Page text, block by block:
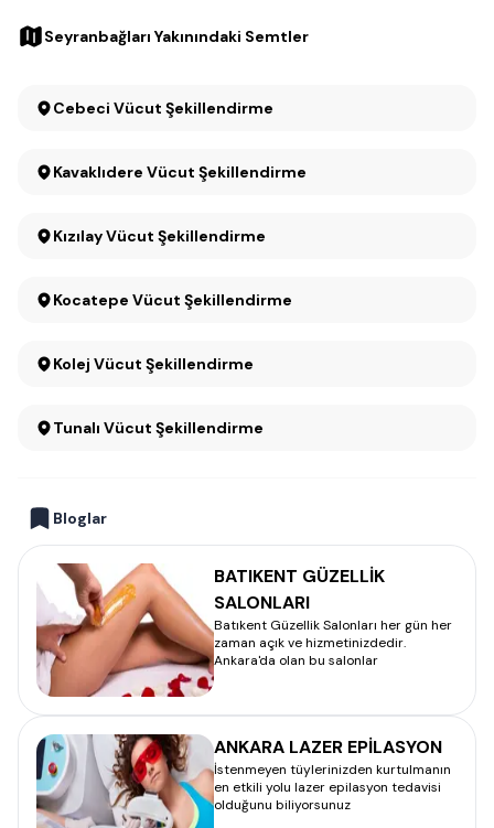
Seyranbağları Yakınındaki Semtler
Cebeci Vücut Şekillendirme
Kavaklıdere Vücut Şekillendirme
Kızılay Vücut Şekillendirme
Kocatepe Vücut Şekillendirme
Kolej Vücut Şekillendirme
Tunalı Vücut Şekillendirme
Bloglar
BATIKENT GÜZELLİK
SALONLARI
Batıkent Güzellik Salonları her gün her
zaman açık ve hizmetinizdedir.
Ankara'da olan bu salonlar
ANKARA LAZER EPİLASYON
İstenmeyen tüylerinizden kurtulmanın
en etkili yolu lazer epilasyon tedavisi
olduğunu biliyorsunuz